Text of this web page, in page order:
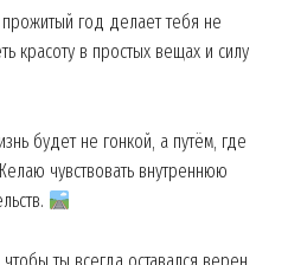
год делает тебя не
красоту в простых вещах и силу
будет не гонкой, а путём, где
чувствовать внутреннюю